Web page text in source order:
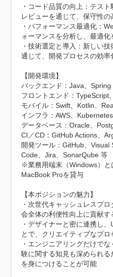
・コード品質の向上：テス
レビューを通じて、保守性
・パフォーマンス最適化：
ォーマンスを分析し、最適化
・技術選定と導入：新しい
通じて、開発プロセスの効率
【開発環境】
バックエンド：Java、Spring
フロントエンド：TypeScript
モバイル：Swift、Kotlin、
インフラ：AWS、
データベース：Oracle、
CI／CD：GitHub Actions、
開発ツール：GitHub、
Code、Jira、SonarQube 等
※業務用端末（Windows）と
MacBook Proを貸与
【本ポジションの魅力】
・次世代キャッシュレスプ
会全体の利便性向上に貢献す
・デザイナーと密に連携し
とで、クリエイティブなプ
・エンジニアリングだけで
験に関する知見も深められる
を身につけることが可能